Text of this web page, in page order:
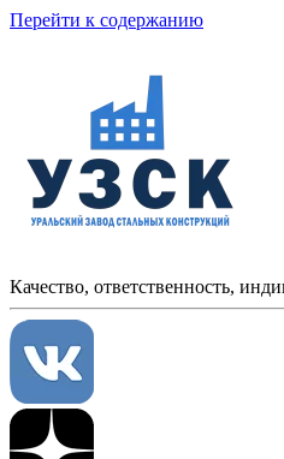
Перейти к содержанию
Качество, ответственность,